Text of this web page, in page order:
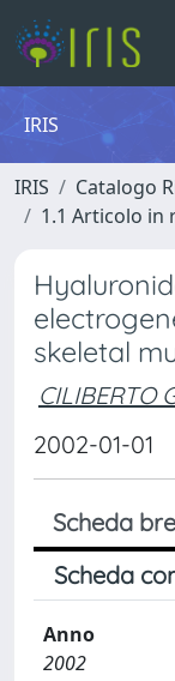
IRIS
IRIS Catalogo
1.1 Articolo in
skeletal
CILIBERTO
2002-01-01
Scheda
Scheda
Anno
2002